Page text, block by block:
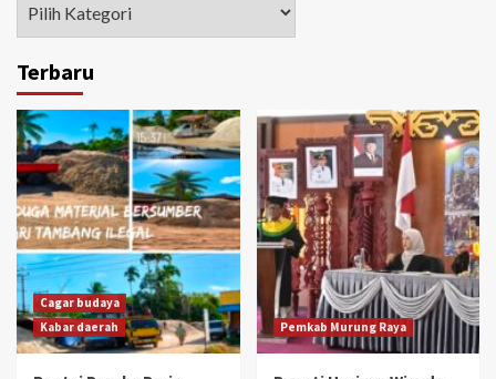
Terbaru
Cagar budaya
Kabar daerah
Pemkab Murung Raya